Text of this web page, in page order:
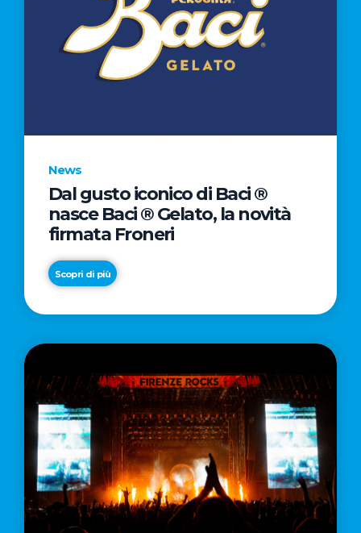
News
Dal gusto iconico di Baci ®
nasce Baci ® Gelato, la novità
firmata Froneri
Scopri di più